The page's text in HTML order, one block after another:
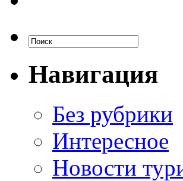
Навигация
Без рубрики
Интересное
Новости